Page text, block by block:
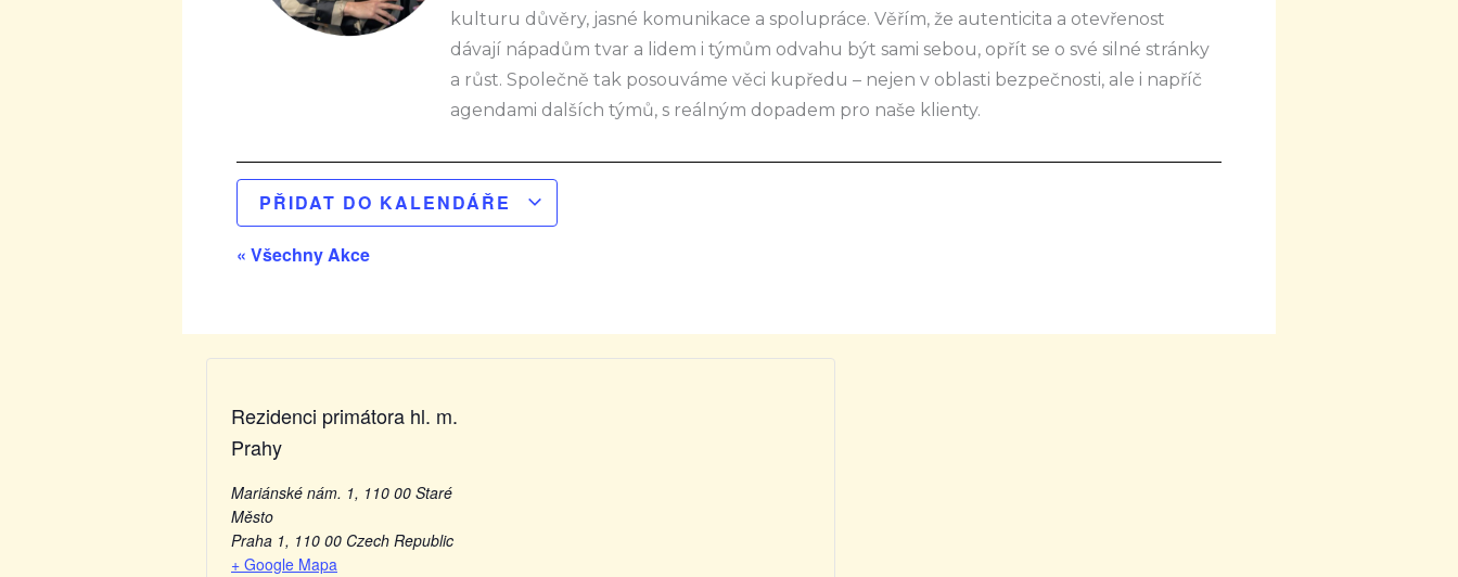
kulturu důvěry, jasné komunikace a spolupráce. Věřím, že autenticita a otevřenost
dávají nápadům tvar a lidem i týmům odvahu být sami sebou, opřít se o své silné stránky
a růst. Společně tak posouváme věci kupředu – nejen v oblasti bezpečnosti, ale i napříč
agendami dalších týmů, s reálným dopadem pro naše klienty.
PŘIDAT DO KALENDÁŘE
« Všechny Akce
Rezidenci primátora hl. m.
Prahy
Mariánské nám. 1, 110 00 Staré
Město
Praha 1, 110 00 Czech Republic
+ Google Mapa